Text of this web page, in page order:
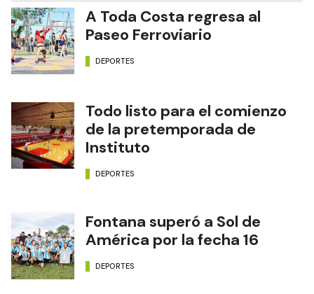
A Toda Costa regresa al
Paseo Ferroviario
DEPORTES
Todo listo para el comienzo
de la pretemporada de
Instituto
DEPORTES
Fontana superó a Sol de
América por la fecha 16
DEPORTES